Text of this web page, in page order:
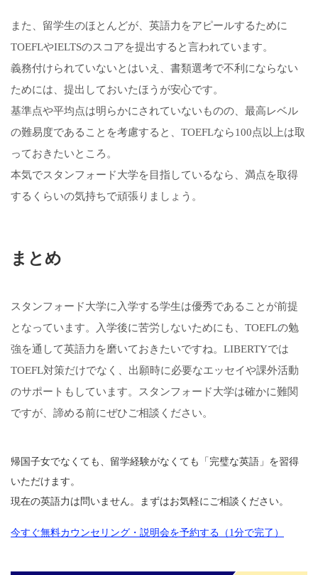
また、留学生のほとんどが、英語力をアピールするために
TOEFLやIELTSのスコアを提出すると言われています。
義務付けられていないとはいえ、書類選考で不利にならない
ためには、提出しておいたほうが安心です。
基準点や平均点は明らかにされていないものの、最高レベル
の難易度であることを考慮すると、TOEFLなら100点以上は取
っておきたいところ。
本気でスタンフォード大学を目指しているなら、満点を取得
するくらいの気持ちで頑張りましょう。
まとめ
スタンフォード大学に入学する学生は優秀であることが前提
となっています。入学後に苦労しないためにも、TOEFLの勉
強を通して英語力を磨いておきたいですね。LIBERTYでは
TOEFL対策だけでなく、出願時に必要なエッセイや課外活動
のサポートもしています。スタンフォード大学は確かに難関
ですが、諦める前にぜひご相談ください。
帰国子女でなくても、留学経験がなくても「完璧な英語」を習得
いただけます。
現在の英語力は問いません。まずはお気軽にご相談ください。
今すぐ無料カウンセリング・説明会を予約する（1分で完了）